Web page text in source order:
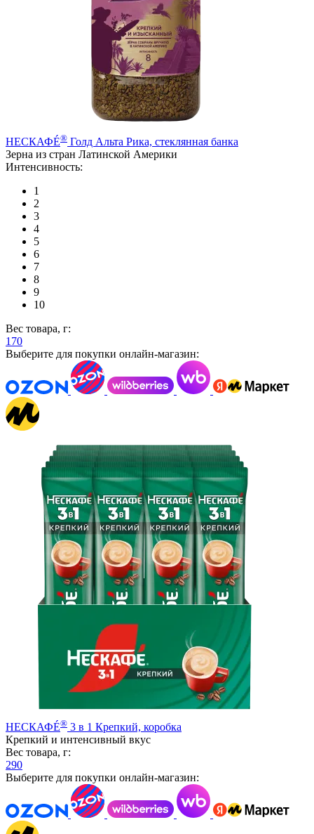
НЕСКАФÉ® Голд Альта Рика, стеклянная банка
Зерна из стран Латинской Америки
Интенсивность:
1
2
3
4
5
6
7
8
9
10
Вес товара, г:
170
Выберите для покупки онлайн-магазин:
НЕСКАФÉ® 3 в 1 Крепкий, коробка
Крепкий и интенсивный вкус
Вес товара, г:
290
Выберите для покупки онлайн-магазин: